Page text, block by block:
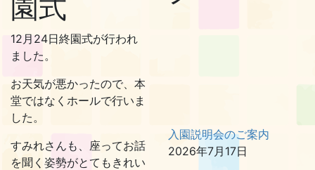
園式
12月24日終園式が行われ
ました。
お天気が悪かったので、本
堂ではなくホールで行いま
した。
すみれさんも、座ってお話
を聞く姿勢がとてもきれい
入園説明会のご案内
2026年7月17日